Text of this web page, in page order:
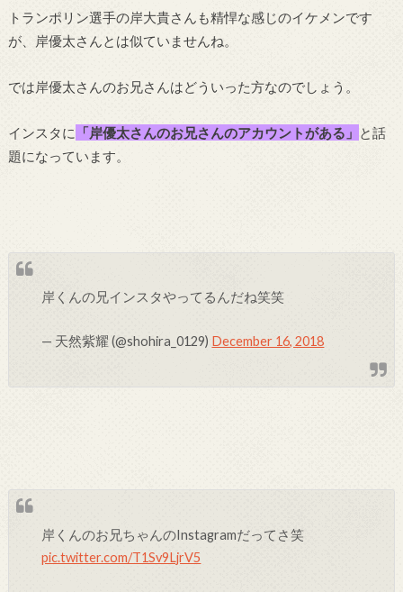
トランポリン選手の岸大貴さんも精悍な感じのイケメンです
が、岸優太さんとは似ていませんね。
では岸優太さんのお兄さんはどういった方なのでしょう。
インスタに 「岸優太さんのお兄さんのアカウントがある」
と話
題になっています。
岸くんの兄インスタやってるんだね笑笑
— 天然紫耀 (@shohira_0129) December 16, 2018
岸くんのお兄ちゃんのInstagramだってさ笑
pic.twitter.com/T1Sv9LjrV5